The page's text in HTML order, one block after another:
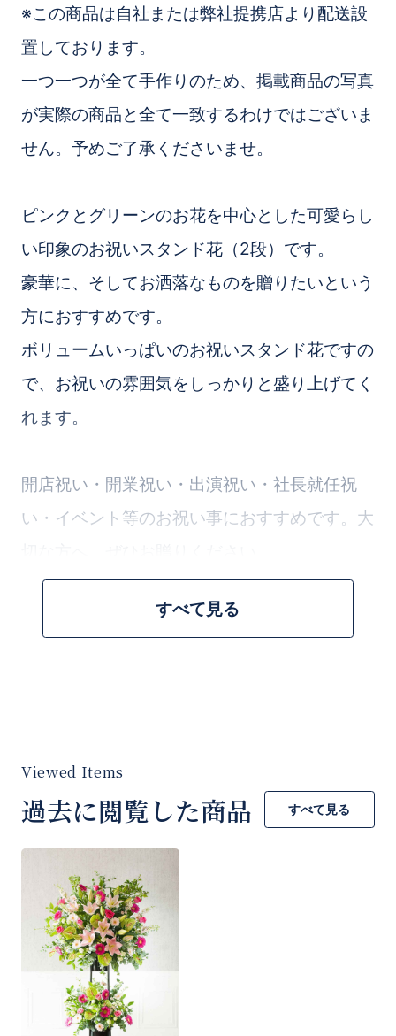
すべて見る
※この商品は自社または弊社提携店より配送設
置しております。
一つ一つが全て手作りのため、掲載商品の写真
が実際の商品と全て一致するわけではございま
せん。予めご了承くださいませ。
ピンクとグリーンのお花を中心とした可愛らし
い印象のお祝いスタンド花（2段）です。
豪華に、そしてお洒落なものを贈りたいという
方におすすめです。
ボリュームいっぱいのお祝いスタンド花ですの
で、お祝いの雰囲気をしっかりと盛り上げてく
れます。
開店祝い・開業祝い・出演祝い・社長就任祝
い・イベント等のお祝い事におすすめです。大
お花のプロが花材１本からこだわって、１つず
[商品コード]S30PG
過去に閲覧した商品 すべて見る